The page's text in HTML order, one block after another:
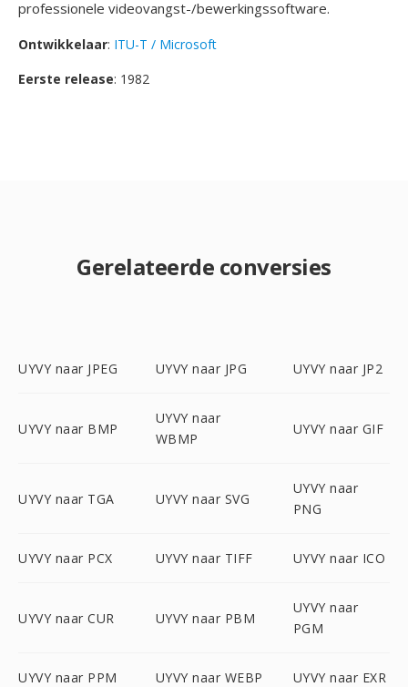
professionele videovangst-/bewerkingssoftware.
Ontwikkelaar: ITU-T / Microsoft
Eerste release: 1982
Gerelateerde conversies
UYVY naar JPEG UYVY naar JPG UYVY naar JP2
UYVY naar BMP
UYVY naar
WBMP
UYVY naar GIF
UYVY naar TGA UYVY naar SVG
UYVY naar
PNG
UYVY naar PCX UYVY naar TIFF UYVY naar ICO
UYVY naar CUR UYVY naar PBM
UYVY naar
PGM
UYVY naar PPM UYVY naar WEBP UYVY naar EXR